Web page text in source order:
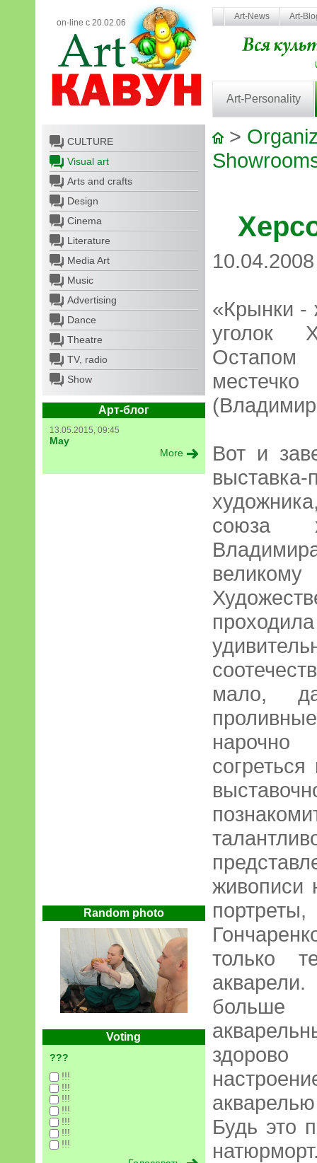
on-line с 20.02.06
Art-News Art-
Art-Personality
CULTURE
Visual art
Arts and crafts
Design
Cinema
Literature
Media Art
Music
Advertising
Dance
Theatre
TV, radio
Show
Арт-блог
13.05.2015, 09:45
May
More
Random photo
Voting
???
!!!
!!!
!!!
!!!
!!!
!!!
!!!
>
10.04.2008
«Крынки -
уголок
Вот и
союза
мало,
живописи
только
больше
Будь это